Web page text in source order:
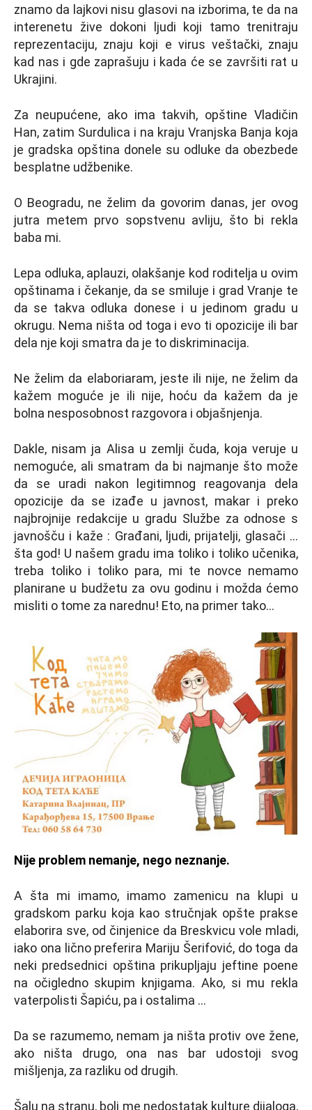
znamo da lajkovi nisu glasovi na izborima, te da na
interenetu žive dokoni ljudi koji tamo trenitraju
reprezentaciju, znaju koji e virus veštački, znaju
kad nas i gde zaprašuju i kada će se završiti rat u
Ukrajini.
Za neupućene, ako ima takvih, opštine Vladičin
Han, zatim Surdulica i na kraju Vranjska Banja koja
je gradska opština donele su odluke da obezbede
besplatne udžbenike.
O Beogradu, ne želim da govorim danas, jer ovog
jutra metem prvo sopstvenu avliju, što bi rekla
baba mi.
Lepa odluka, aplauzi, olakšanje kod roditelja u ovim
opštinama i čekanje, da se smiluje i grad Vranje te
da se takva odluka donese i u jedinom gradu u
okrugu. Nema ništa od toga i evo ti opozicije ili bar
dela nje koji smatra da je to diskriminacija.
Ne želim da elaboriaram, jeste ili nije, ne želim da
kažem moguće je ili nije, hoću da kažem da je
bolna nesposobnost razgovora i objašnjenja.
Dakle, nisam ja Alisa u zemlji čuda, koja veruje u
nemoguće, ali smatram da bi najmanje što može
da se uradi nakon legitimnog reagovanja dela
opozicije da se izađe u javnost, makar i preko
najbrojnije redakcije u gradu Službe za odnose s
javnošču i kaže : Građani, ljudi, prijatelji, glasači …
šta god! U našem gradu ima toliko i toliko učenika,
treba toliko i toliko para, mi te novce nemamo
planirane u budžetu za ovu godinu i možda ćemo
misliti o tome za narednu! Eto, na primer tako…
Nije problem nemanje, nego neznanje.
A šta mi imamo, imamo zamenicu na klupi u
gradskom parku koja kao stručnjak opšte prakse
elaborira sve, od činjenice da Breskvicu vole mladi,
iako ona lično preferira Mariju Šerifović, do toga da
neki predsednici opština prikupljaju jeftine poene
na očigledno skupim knjigama. Ako, si mu rekla
vaterpolisti Šapiću, pa i ostalima …
Da se razumemo, nemam ja ništa protiv ove žene,
ako ništa drugo, ona nas bar udostoji svog
mišljenja, za razliku od drugih.
Šalu na stranu, boli me nedostatak kulture dijaloga,